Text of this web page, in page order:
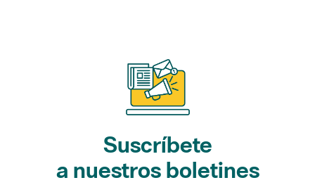
Suscríbete
a nuestros boletines